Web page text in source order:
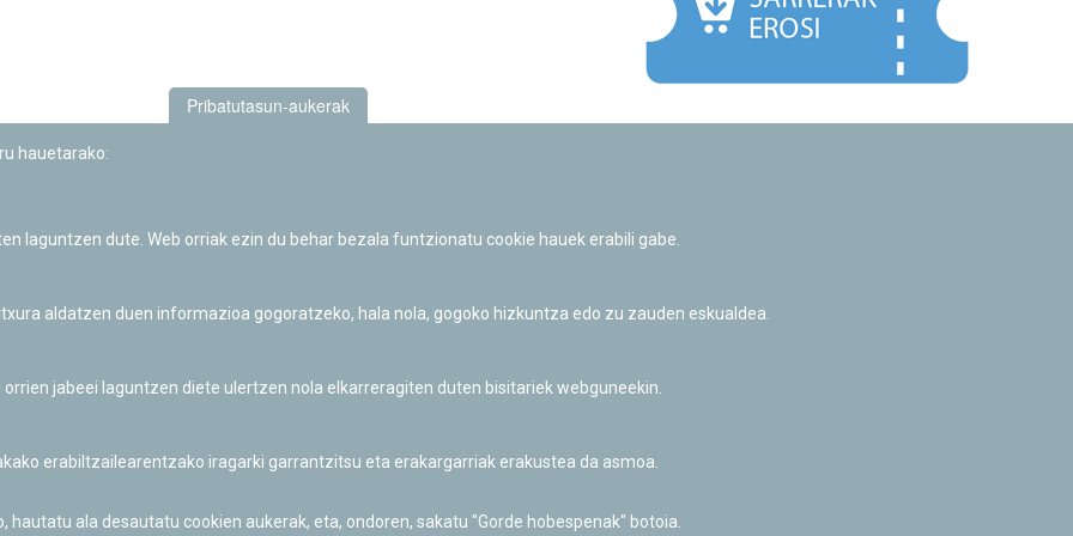
Informazio publikoa eskatzeko baimena
Pribatutasun-aukerak
hauetarako:
laguntzen dute. Web orriak ezin du behar bezala funtzionatu cookie hauek erabili gabe.
aldatzen duen informazioa gogoratzeko, hala nola, gogoko hizkuntza edo zu zauden eskualdea.
jabeei laguntzen diete ulertzen nola elkarreragiten duten bisitariek webguneekin.
erabiltzailearentzako iragarki garrantzitsu eta erakargarriak erakustea da asmoa.
ala desautatu cookien aukerak, eta, ondoren, sakatu "Gorde hobespenak" botoia.